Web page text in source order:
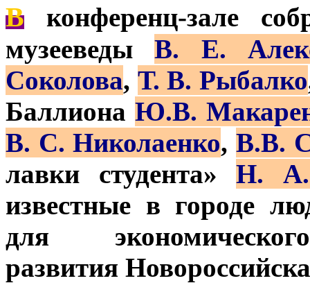
В конференц-зале
музееведыВ. Е.
Соколова, Т. В. Рыбалко
Баллиона Ю.В.
В. С. Николаенко,В.В.
лавки студента»Н. А.
известные в городе
для
развития